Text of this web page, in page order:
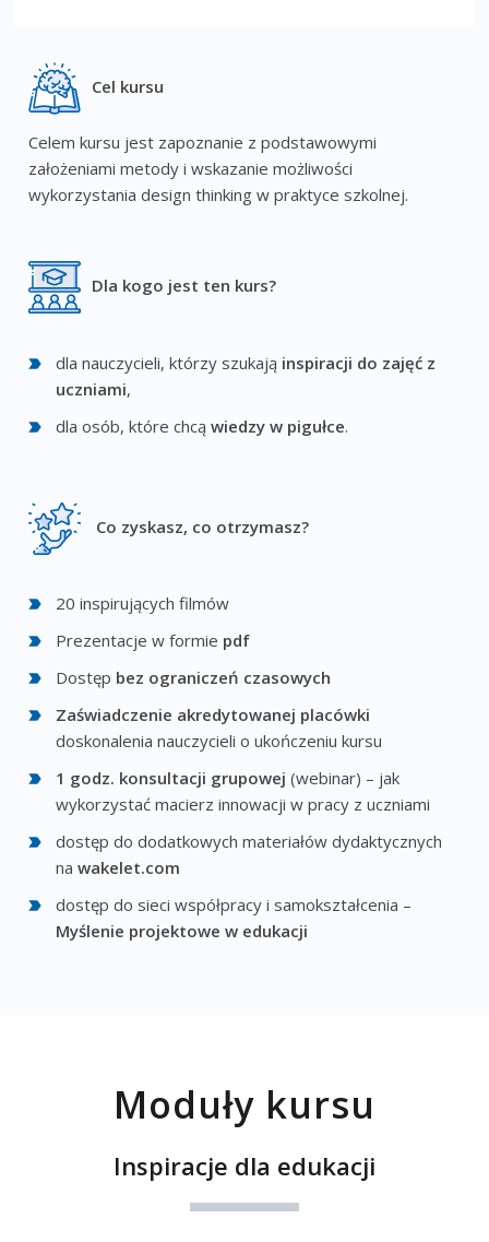
Cel kursu
Celem kursu jest zapoznanie z podstawowymi
założeniami metody i wskazanie możliwości
wykorzystania design thinking w praktyce szkolnej.
Dla kogo jest ten kurs?
dla nauczycieli, którzy szukają inspiracji do zajęć z
uczniami,
dla osób, które chcąwiedzy w pigułce.
Co zyskasz, co otrzymasz?
20 inspirujących filmów
Prezentacje w formie pdf
Dostęp bez ograniczeń czasowych
Zaświadczenie akredytowanej placówki
doskonalenia nauczycieli o ukończeniu kursu
1 godz. konsultacji grupowej (webinar) – jak
wykorzystać macierz innowacji w pracy z uczniami
dostęp do dodatkowych materiałów dydaktycznych
nawakelet.com
dostęp do sieci współpracy i samokształcenia –
Myślenie projektowe w edukacji
Moduły kursu
Inspiracje dla edukacji